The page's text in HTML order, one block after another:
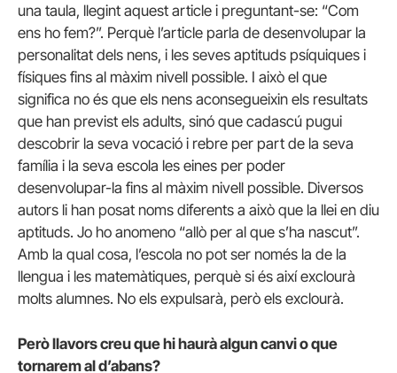
una taula, llegint aquest article i preguntant-se: “Com
ens ho fem?”. Perquè l’article parla de desenvolupar la
personalitat dels nens, i les seves aptituds psíquiques i
físiques fins al màxim nivell possible. I això el que
significa no és que els nens aconsegueixin els resultats
que han previst els adults, sinó que cadascú pugui
descobrir la seva vocació i rebre per part de la seva
família i la seva escola les eines per poder
desenvolupar-la fins al màxim nivell possible. Diversos
autors li han posat noms diferents a això que la llei en diu
aptituds. Jo ho anomeno “allò per al que s’ha nascut”.
Amb la qual cosa, l’escola no pot ser només la de la
llengua i les matemàtiques, perquè si és així exclourà
molts alumnes. No els expulsarà, però els exclourà.
Però llavors creu que hi haurà algun canvi o que
tornarem al d’abans?